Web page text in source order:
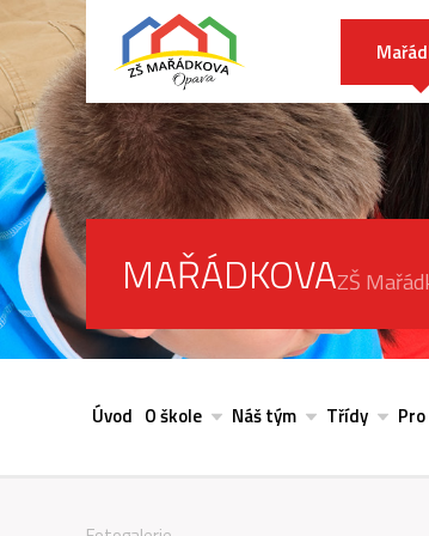
MAŘÁDKOVAZŠ
Úvod O škole Náš tým Třídy